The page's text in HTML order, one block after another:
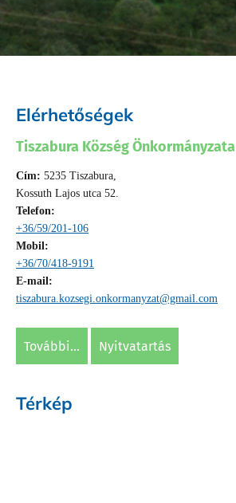
Elérhetőségek
Tiszabura Község Önkormányzata
Cím: 5235 Tiszabura,
Kossuth Lajos utca 52.
Telefon:
+36/59/201-106
Mobil:
+36/70/418-9191
E-mail:
tiszabura.kozsegi.onkormanyzat@gmail.com
további... nyitvatartás
Térkép